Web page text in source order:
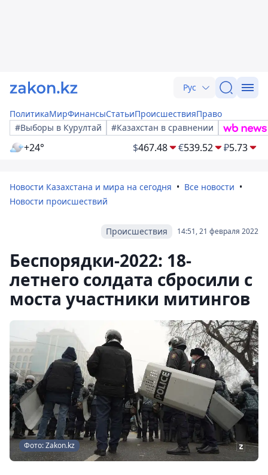
Рус
ПолитикаМирФинансыСтатьиПроисшествияПраво
#Выборы в Курултай
#Казахстан в сравнении
+24° $467.48 €539.52 ₽5.73
Новости Казахстана и мира на сегодня
Все новости
Новости происшествий
14:51, 21 февраля 2022
Происшествия
Беспорядки-2022: 18-
летнего солдата сбросили с
моста участники митингов
Фото: Zakon.kz